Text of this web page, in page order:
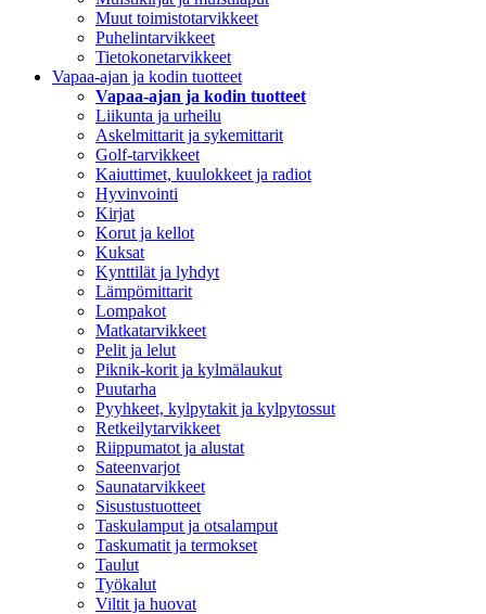
Muut toimistotarvikkeet
Puhelintarvikkeet
Tietokonetarvikkeet
Vapaa-ajan ja kodin tuotteet
Vapaa-ajan ja kodin tuotteet
Liikunta ja urheilu
Askelmittarit ja sykemittarit
Golf-tarvikkeet
Kaiuttimet, kuulokkeet ja radiot
Hyvinvointi
Kirjat
Korut ja kellot
Kuksat
Kynttilät ja lyhdyt
Lämpömittarit
Lompakot
Matkatarvikkeet
Pelit ja lelut
Piknik-korit ja kylmälaukut
Puutarha
Pyyhkeet, kylpytakit ja kylpytossut
Retkeilytarvikkeet
Riippumatot ja alustat
Sateenvarjot
Saunatarvikkeet
Sisustustuotteet
Taskulamput ja otsalamput
Taskumatit ja termokset
Taulut
Työkalut
Viltit ja huovat